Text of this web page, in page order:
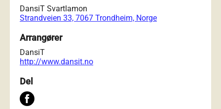
DansiT Svartlamon
Strandveien 33, 7067 Trondheim, Norge
Arrangører
DansiT
http://www.dansit.no
Del